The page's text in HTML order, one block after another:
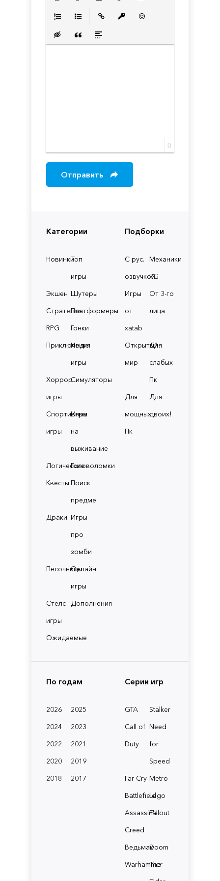
Категории
НовинкиТоп
игры
Экшен Шутеры
СтратегииПлатформеры
RPG
Гонки
Приключения
Инди
игры
Хоррор
игры
Симуляторы
Спортивные
игры
Игры
на
выживание
ЛогическиеГоловоломки
Квесты Поиск
предме.
Драки Игры
про
зомби
ПесочницыОнлайн
игры
Стелс
игры
Дополнения
Ожидаемые
Подборки
С рус.
озвучкой
Механики
RG
Игры
от
xatab
От 3-го
лица
Открытый
мир
Для
слабых
Пк
Для
мощных
Пк
Для
двоих!
По годам
2026
2025
2024
2023
2022
2021
2020
2019
2018
2017
Серии игр
GTA
Stalker
Call of
Duty
Need
for
Speed
Far Cry Metro
BattlefieldLego
Assassin's
Creed
Fallout
ВедьмакDoom
Warhammer
The
Вставка скрытого текста
Вставка цитаты
Вставка спойлера
0
Отправить